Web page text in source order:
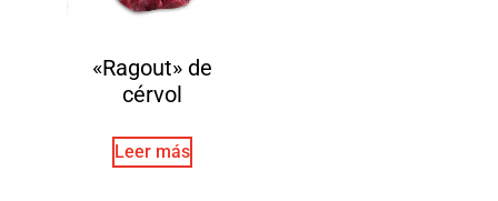
«Ragout» de
cérvol
Leer más